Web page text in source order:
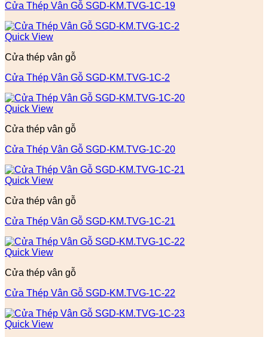
Cửa Thép Vân Gỗ SGD-KM.TVG-1C-19
Quick View
Cửa thép vân gỗ
Cửa Thép Vân Gỗ SGD-KM.TVG-1C-2
Quick View
Cửa thép vân gỗ
Cửa Thép Vân Gỗ SGD-KM.TVG-1C-20
Quick View
Cửa thép vân gỗ
Cửa Thép Vân Gỗ SGD-KM.TVG-1C-21
Quick View
Cửa thép vân gỗ
Cửa Thép Vân Gỗ SGD-KM.TVG-1C-22
Quick View